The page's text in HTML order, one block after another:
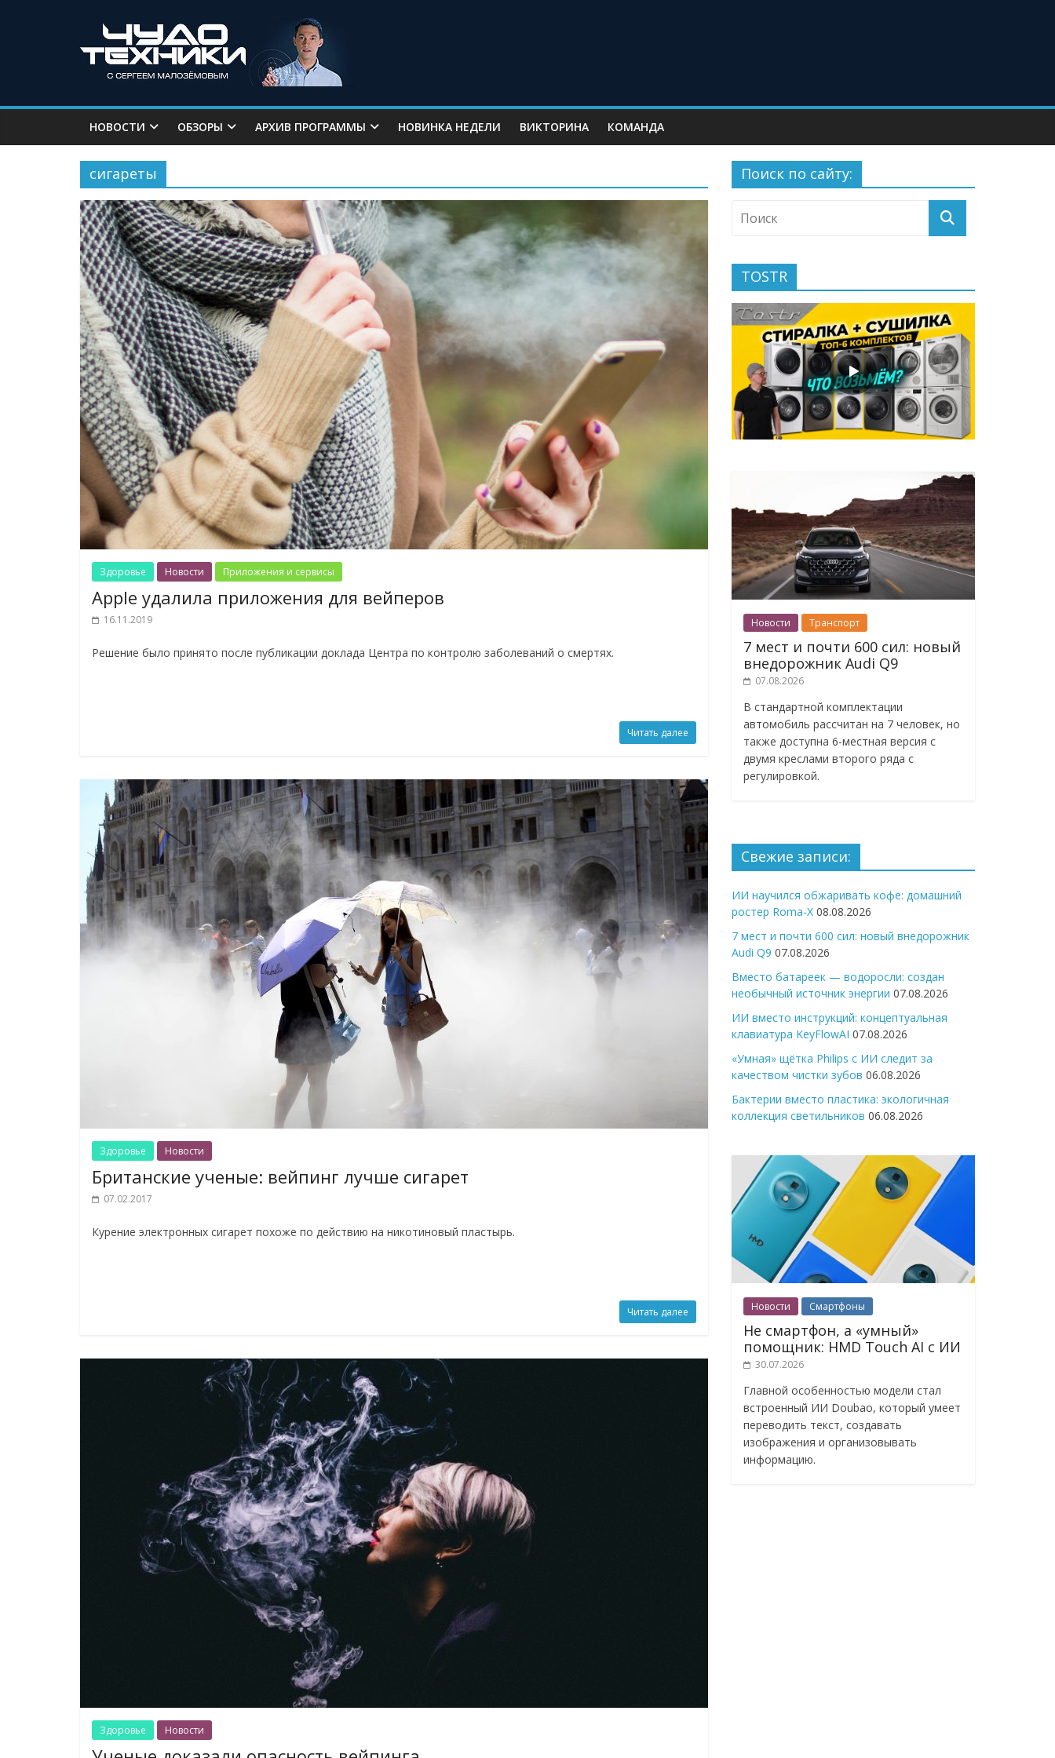
НОВОСТИ ОБЗОРЫ АРХИВ ПРОГРАММЫ НОВИНКА НЕДЕЛИ ВИКТОРИНА КОМАНДА
сигареты
Здоровье Новости Приложения и сервисы
Apple удалила приложения для вейперов
16.11.2019
Решение было принято после публикации доклада Центра по контролю заболеваний о смертях.
Читать далее
Здоровье Новости
Британские ученые: вейпинг лучше сигарет
07.02.2017
Курение электронных сигарет похоже по действию на никотиновый пластырь.
Читать далее
Здоровье Новости
Поиск по сайту:
TOSTR
Новости Транспорт
7 мест и почти 600 сил: новый
внедорожник Audi Q9
07.08.2026
В стандартной комплектации
автомобиль рассчитан на 7 человек, но
также доступна 6-местная версия с
двумя креслами второго ряда с
регулировкой.
Свежие записи:
ИИ научился обжаривать кофе: домашний
ростер Roma-X 08.08.2026
7 мест и почти 600 сил: новый внедорожник
Audi Q9 07.08.2026
Вместо батареек — водоросли: создан
необычный источник энергии 07.08.2026
ИИ вместо инструкций: концептуальная
клавиатура KeyFlowAI 07.08.2026
«Умная» щётка Philips с ИИ следит за
качеством чистки зубов 06.08.2026
Бактерии вместо пластика: экологичная
коллекция светильников 06.08.2026
Новости Смартфоны
Не смартфон, а «умный»
помощник: HMD Touch AI с ИИ
30.07.2026
Главной особенностью модели стал
встроенный ИИ Doubao, который умеет
переводить текст, создавать
изображения и организовывать
информацию.